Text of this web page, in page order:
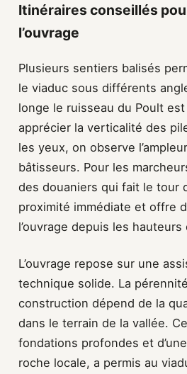
Itinéraires conseillés
l’ouvrage
Plusieurs sentiers balisés
le viaduc sous différents
longe le ruisseau du Poult
apprécier la verticalité des
les yeux, on observe
bâtisseurs. Pour les
des douaniers qui fait le tour
proximité immédiate et offre
l’ouvrage depuis les hauteurs
L’ouvrage repose sur une
technique solide. La
construction dépend de la
dans le terrain de la vallée.
fondations profondes et
roche locale, a permis au